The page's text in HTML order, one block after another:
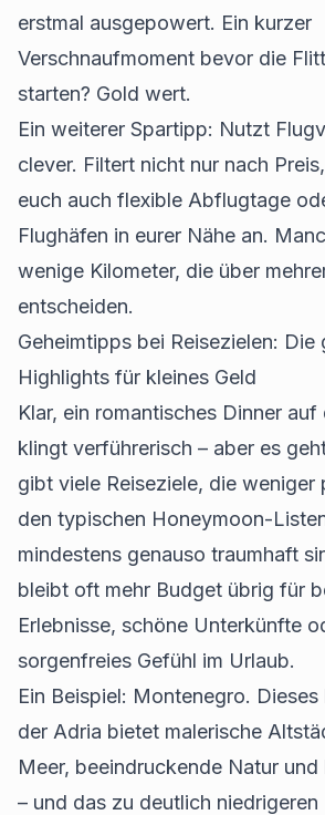
erstmal ausgepowert. Ein kurzer
Verschnaufmoment bevor die
starten? Gold wert.
Ein weiterer Spartipp: Nutzt
clever. Filtert nicht nur nach
euch auch flexible Abflugtage
Flughäfen in eurer Nähe an.
wenige Kilometer, die über
entscheiden.
Geheimtipps bei Reisezielen: Die
Highlights für kleines Geld
Klar, ein romantisches Dinner
klingt verführerisch – aber es
gibt viele Reiseziele, die weniger
den typischen Honeymoon-
mindestens genauso traumhaft
bleibt oft mehr Budget übrig für
Erlebnisse, schöne Unterkünfte
sorgenfreies Gefühl im Urlaub.
Ein Beispiel: Montenegro.
der Adria bietet malerische
Meer, beeindruckende Natur und
– und das zu deutlich niedrigeren